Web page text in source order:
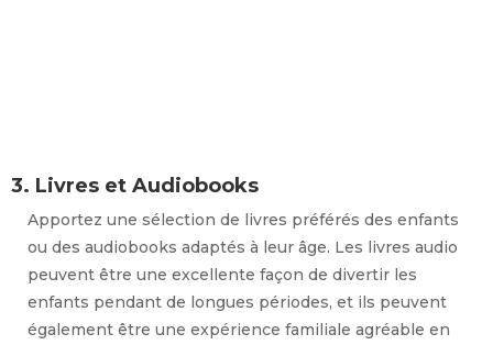
3. Livres et Audiobooks
Apportez une sélection de livres préférés des enfants
ou des audiobooks adaptés à leur âge. Les livres audio
peuvent être une excellente façon de divertir les
enfants pendant de longues périodes, et ils peuvent
également être une expérience familiale agréable en